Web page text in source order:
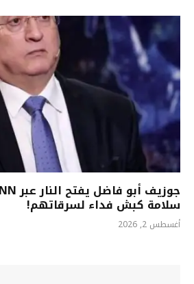
سلامة كبش فداء لسرقاتهم!
أغسطس 2, 2026